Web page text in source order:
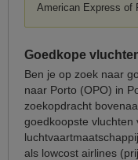
American Express of
Goedkope
Ben je op zoek naar
naar Porto (OPO) in
zoekopdracht
goedkoopste vluchten
als lowcost airlines